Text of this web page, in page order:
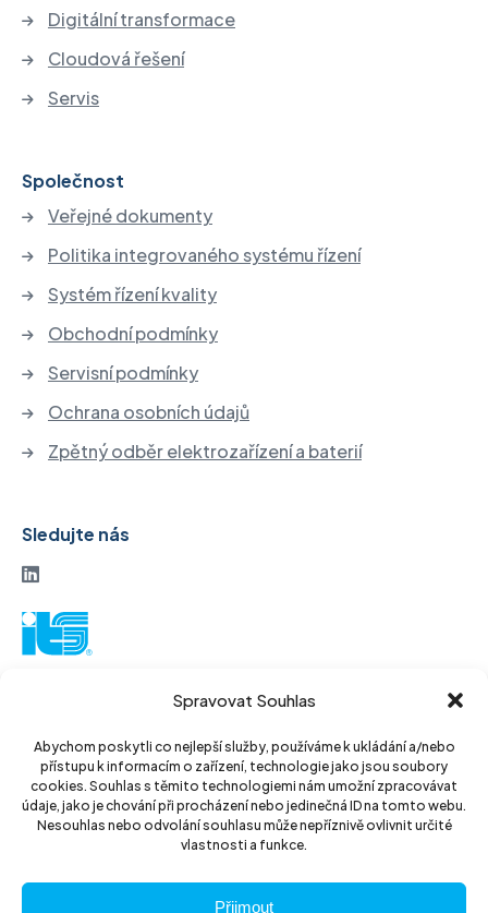
Spravovat Souhlas
Abychom poskytli co nejlepší služby, používáme k ukládání a/nebo
přístupu k informacím o zařízení, technologie jako jsou soubory
cookies. Souhlas s těmito technologiemi nám umožní zpracovávat
údaje, jako je chování při procházení nebo jedinečná ID na tomto webu.
Nesouhlas nebo odvolání souhlasu může nepříznivě ovlivnit určité
vlastnosti a funkce.
Přijmout
Digitální transformace
Cloudová řešení
Servis
Společnost
Veřejné dokumenty
Politika integrovaného systému řízení
Systém řízení kvality
Obchodní podmínky
Servisní podmínky
Ochrana osobních údajů
Zpětný odběr elektrozařízení a baterií
Sledujte nás
130 52 Praha3
Czech Republic
IČ: 14889811